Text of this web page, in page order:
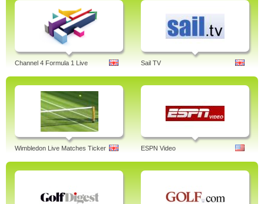
Channel 4 Formula 1 Live Sail TV
Wimbledon Live Matches Ticker ESPN Video